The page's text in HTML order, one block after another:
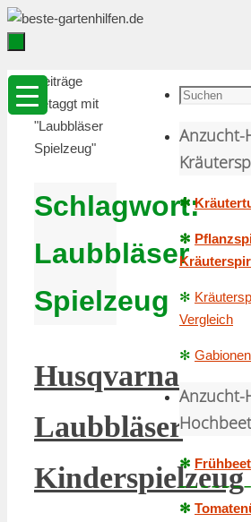
Zum
Inhalt
springen
Startseite
Beiträge
getaggt mit
"Laubbläser
Spielzeug"
Schlagwort:
Laubbläser
Spielzeug
Husqvarna
Laubbläser
Kinderspielzeug
Suche
Anzucht-
✻
✻
✻
Vergleich
✻
Anzucht-
✻
– – – – – –
✻